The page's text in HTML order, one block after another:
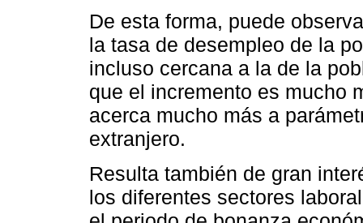
De esta forma, puede
la tasa de desempleo de la
incluso cercana a la de la
que el incremento es mucho
acerca mucho más a
extranjero.
Resulta también de gran
los diferentes sectores